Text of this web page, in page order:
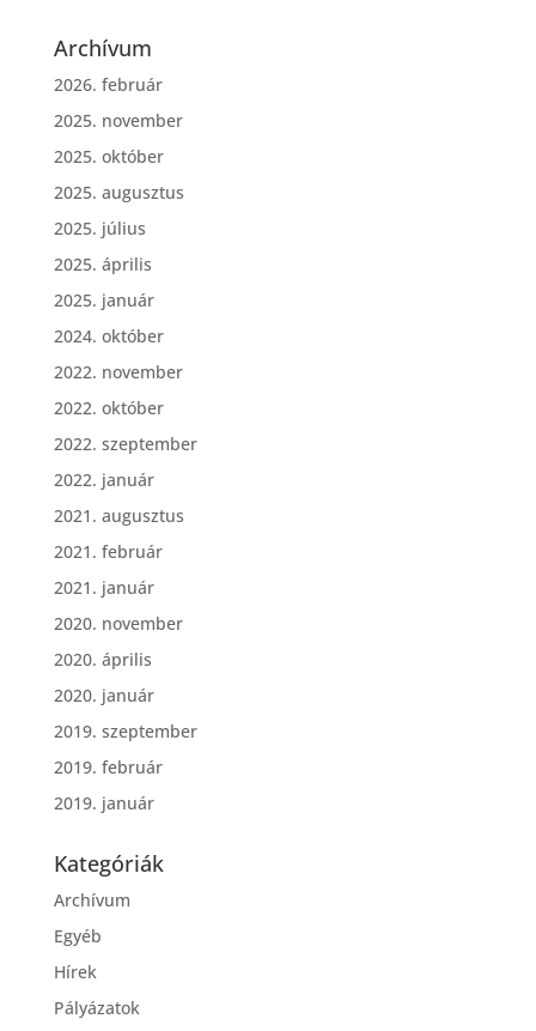
Archívum
2026. február
2025. november
2025. október
2025. augusztus
2025. július
2025. április
2025. január
2024. október
2022. november
2022. október
2022. szeptember
2022. január
2021. augusztus
2021. február
2021. január
2020. november
2020. április
2020. január
2019. szeptember
2019. február
2019. január
Kategóriák
Archívum
Egyéb
Hírek
Pályázatok